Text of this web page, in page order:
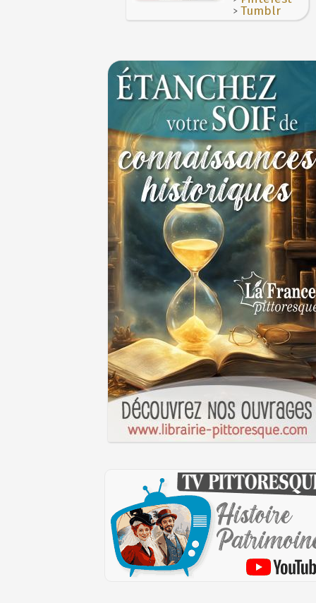
Maternités, archéologie de la figure
1ER JUILLET
>Tumblr